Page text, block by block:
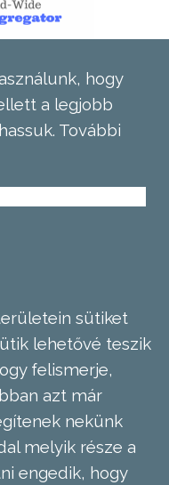
hogy
a legjobb
További
sütiket
lehetővé teszik
felismerje,
azt már
nekünk
melyik része a
engedik, hogy